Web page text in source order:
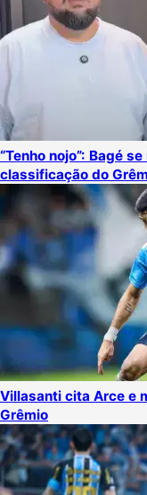
“Tenho nojo”: Bagé
classificação do
Villasanti cita Arce e
Grêmio